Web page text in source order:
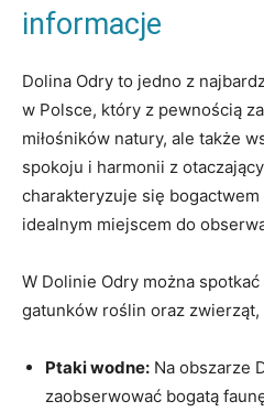
informacje
Dolina Odry to jedno z
w ⁣Polsce,‍ który z⁣ pewnością
miłośników​ natury, ale także
⁢spokoju i ⁤harmonii ⁣z
charakteryzuje się
idealnym ⁢miejscem​ do
W Dolinie Odry można
gatunków roślin oraz zwierząt,
Ptaki⁣ wodne: ‌Na obszarze⁢
zaobserwować‌ bogatą